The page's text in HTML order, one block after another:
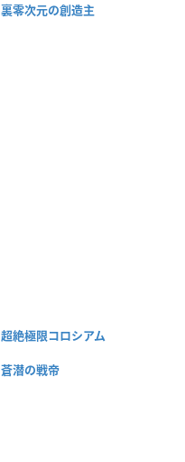
裏零次元の創造主
超絶極限コロシアム
蒼潜の戦帝